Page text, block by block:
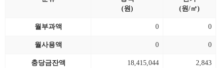
(원)
(원/㎡)
월부과액 0 0
월사용액 0 0
충당금잔액 18,415,044 2,843